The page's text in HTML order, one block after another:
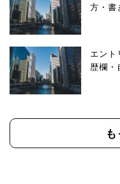
方・書
エント
歴欄・